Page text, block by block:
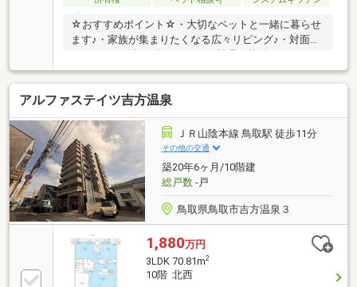
☆おすすめポイント☆・大切なペットと一緒に暮らせ
ます♪・家族が集まりたくなる広々リビング♪・対面式
ズに♪・リビングに隣接した和室は、家族のひと休み
やお昼寝に大活躍です♪・ライフスタイルに合わせて
使える、和室・洋室のある住まい♪・全ての居室に収
納スペースを確保しています♪・あると嬉しいバルコ
ニー付きの住まいです♪・都市ガスなので、ガス代が
安く光熱費の節約に繋がります
♪◆◆──────────◆◆ 物件見学予約受付中！
お問い合わせはお早めに！ TEL【0857-30-7788】
◆◆──────────◆◆
アルファステイツ吉方温泉
ＪＲ山陰本線 鳥取駅 徒歩11分
その他の交通
築20年6ヶ月/10階建
総戸数-戸
鳥取県鳥取市吉方温泉３
1,880万円
3LDK 70.81m2
10階 北西